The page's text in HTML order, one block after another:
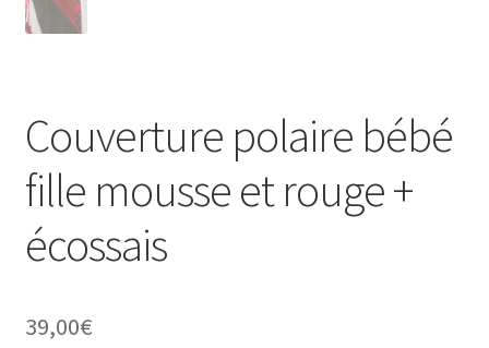
Couverture polaire bébé
fille mousse et rouge +
écossais
39,00€